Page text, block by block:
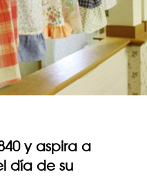
y aspira a
día de su